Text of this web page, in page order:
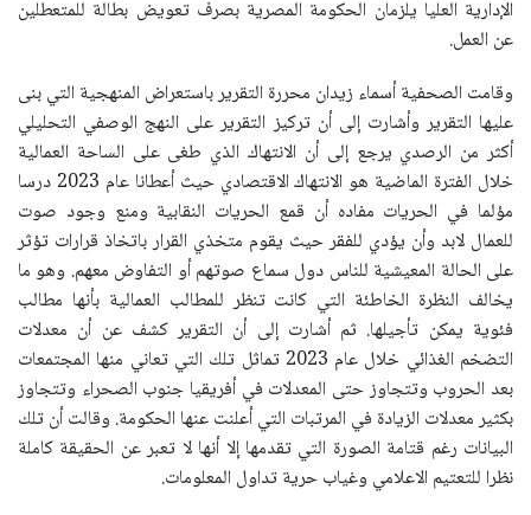
الإدارية العليا يلزمان الحكومة المصرية بصرف تعويض بطالة للمتعطلين
عن العمل.
وقامت الصحفية أسماء زيدان محررة التقرير باستعراض المنهجية التي بنى
عليها التقرير وأشارت إلى أن تركيز التقرير على النهج الوصفي التحليلي
أكثر من الرصدي يرجع إلى أن الانتهاك الذي طغى على الساحة العمالية
خلال الفترة الماضية هو الانتهاك الاقتصادي حيث أعطانا عام 2023 درسا
مؤلما في الحريات مفاده أن قمع الحريات النقابية ومنع وجود صوت
للعمال لابد وأن يؤدي للفقر حيث يقوم متخذي القرار باتخاذ قرارات تؤثر
على الحالة المعيشية للناس دول سماع صوتهم أو التفاوض معهم. وهو ما
يخالف النظرة الخاطئة التي كانت تنظر للمطالب العمالية بأنها مطالب
فئوية يمكن تأجيلها. ثم أشارت إلى أن التقرير كشف عن أن معدلات
التضخم الغذائي خلال عام 2023 تماثل تلك التي تعاني منها المجتمعات
بعد الحروب وتتجاوز حتى المعدلات في أفريقيا جنوب الصحراء وتتجاوز
بكثير معدلات الزيادة في المرتبات التي أعلنت عنها الحكومة. وقالت أن تلك
البيانات رغم قتامة الصورة التي تقدمها إلا أنها لا تعبر عن الحقيقة كاملة
نظرا للتعتيم الاعلامي وغياب حرية تداول المعلومات.